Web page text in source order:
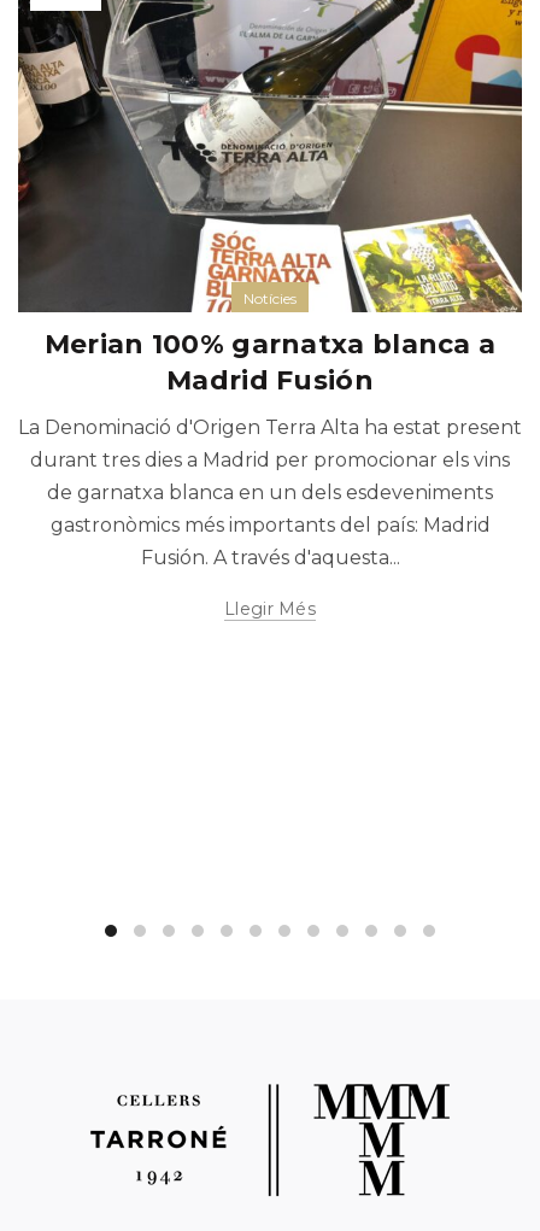
Notícies
Merian 100% garnatxa blanca a
Madrid Fusión
La Denominació d'Origen Terra Alta ha estat present
durant tres dies a Madrid per promocionar els vins
de garnatxa blanca en un dels esdeveniments
gastronòmics més importants del país: Madrid
Fusión. A través d'aquesta...
Llegir Més